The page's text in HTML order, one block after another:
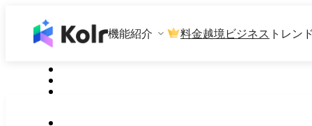
機能紹介 料金越境ビジネス トレン